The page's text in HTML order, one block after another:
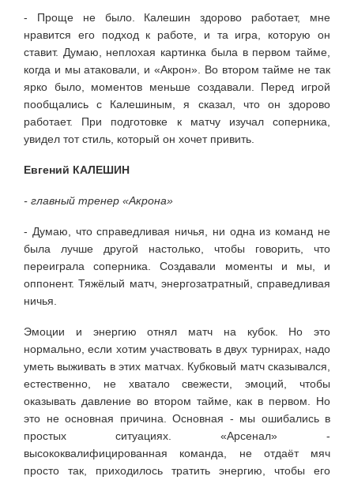
- Проще не было. Калешин здорово работает, мне
нравится его подход к работе, и та игра, которую он
ставит. Думаю, неплохая картинка была в первом тайме,
когда и мы атаковали, и «Акрон». Во втором тайме не так
ярко было, моментов меньше создавали. Перед игрой
пообщались с Калешиным, я сказал, что он здорово
работает. При подготовке к матчу изучал соперника,
увидел тот стиль, который он хочет привить.
Евгений КАЛЕШИН
- главный тренер «Акрона»
- Думаю, что справедливая ничья, ни одна из команд не
была лучше другой настолько, чтобы говорить, что
переиграла соперника. Создавали моменты и мы, и
оппонент. Тяжёлый матч, энергозатратный, справедливая
ничья.
Эмоции и энергию отнял матч на кубок. Но это
нормально, если хотим участвовать в двух турнирах, надо
уметь выживать в этих матчах. Кубковый матч сказывался,
естественно, не хватало свежести, эмоций, чтобы
оказывать давление во втором тайме, как в первом. Но
это не основная причина. Основная - мы ошибались в
простых ситуациях. «Арсенал» -
высококвалифицированная команда, не отдаёт мяч
просто так, приходилось тратить энергию, чтобы его